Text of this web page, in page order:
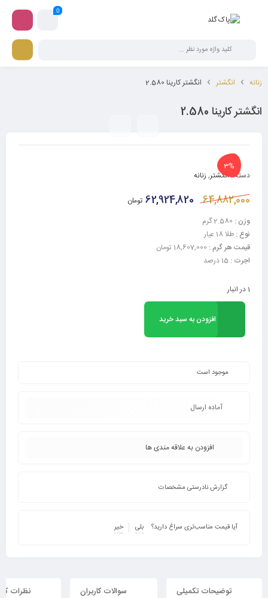
0
زنانه انگشتر انگشتر کارینا 2.580
انگشتر کارینا 2.580
موجود است
آماده ارسال
افزودن به علاقه مندی ها
گزارش نادرستی مشخصات
آیا قیمت مناسب‌تری سراغ دارید؟ بلی خیر
3%
دسته :انگشتر, زنانه
64,882,000
62,924,820 تومان
وزن :
نوع : طلا 18 عیار
قیمت هر گرم :
اجرت :
1 در انبار
افزودن به سبد خرید
توضیحات تکمیلی سوالات کاربران نظرات